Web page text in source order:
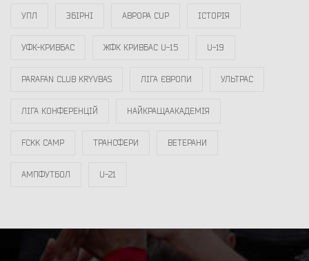
УПЛ ЗБІРНІ АВРОРА CUP ІСТОРІЯ
УФК-КРИВБАС ЖФК КРИВБАС U-15 U-19
PARAFAN CLUB KRYVBAS ЛІГА ЄВРОПИ УЛЬТРАС
ЛІГА КОНФЕРЕНЦІЙ НАЙКРАЩААКАДЕМІЯ
FCKK CAMP ТРАНСФЕРИ ВЕТЕРАНИ
АМПФУТБОЛ U-21